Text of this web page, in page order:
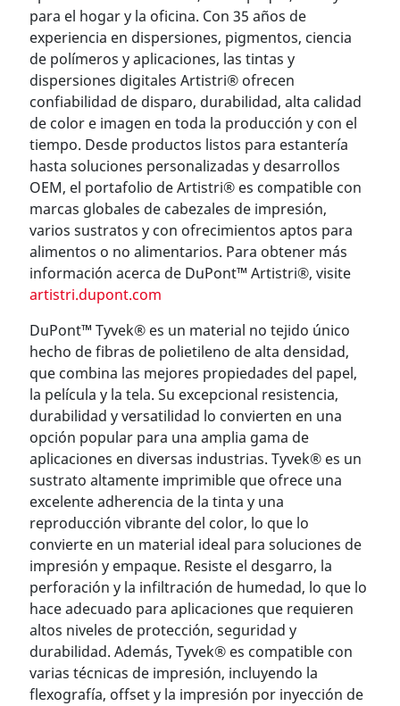
para el hogar y la oficina. Con 35 años de
experiencia en dispersiones, pigmentos, ciencia
de polímeros y aplicaciones, las tintas y
dispersiones digitales Artistri® ofrecen
confiabilidad de disparo, durabilidad, alta calidad
de color e imagen en toda la producción y con el
tiempo. Desde productos listos para estantería
hasta soluciones personalizadas y desarrollos
OEM, el portafolio de Artistri® es compatible con
marcas globales de cabezales de impresión,
varios sustratos y con ofrecimientos aptos para
alimentos o no alimentarios. Para obtener más
información acerca de DuPont™ Artistri®, visite
artistri.dupont.com
DuPont™ Tyvek® es un material no tejido único
hecho de fibras de polietileno de alta densidad,
que combina las mejores propiedades del papel,
la película y la tela. Su excepcional resistencia,
durabilidad y versatilidad lo convierten en una
opción popular para una amplia gama de
aplicaciones en diversas industrias. Tyvek® es un
sustrato altamente imprimible que ofrece una
excelente adherencia de la tinta y una
reproducción vibrante del color, lo que lo
convierte en un material ideal para soluciones de
impresión y empaque. Resiste el desgarro, la
perforación y la infiltración de humedad, lo que lo
hace adecuado para aplicaciones que requieren
altos niveles de protección, seguridad y
durabilidad. Además, Tyvek® es compatible con
varias técnicas de impresión, incluyendo la
flexografía, offset y la impresión por inyección de